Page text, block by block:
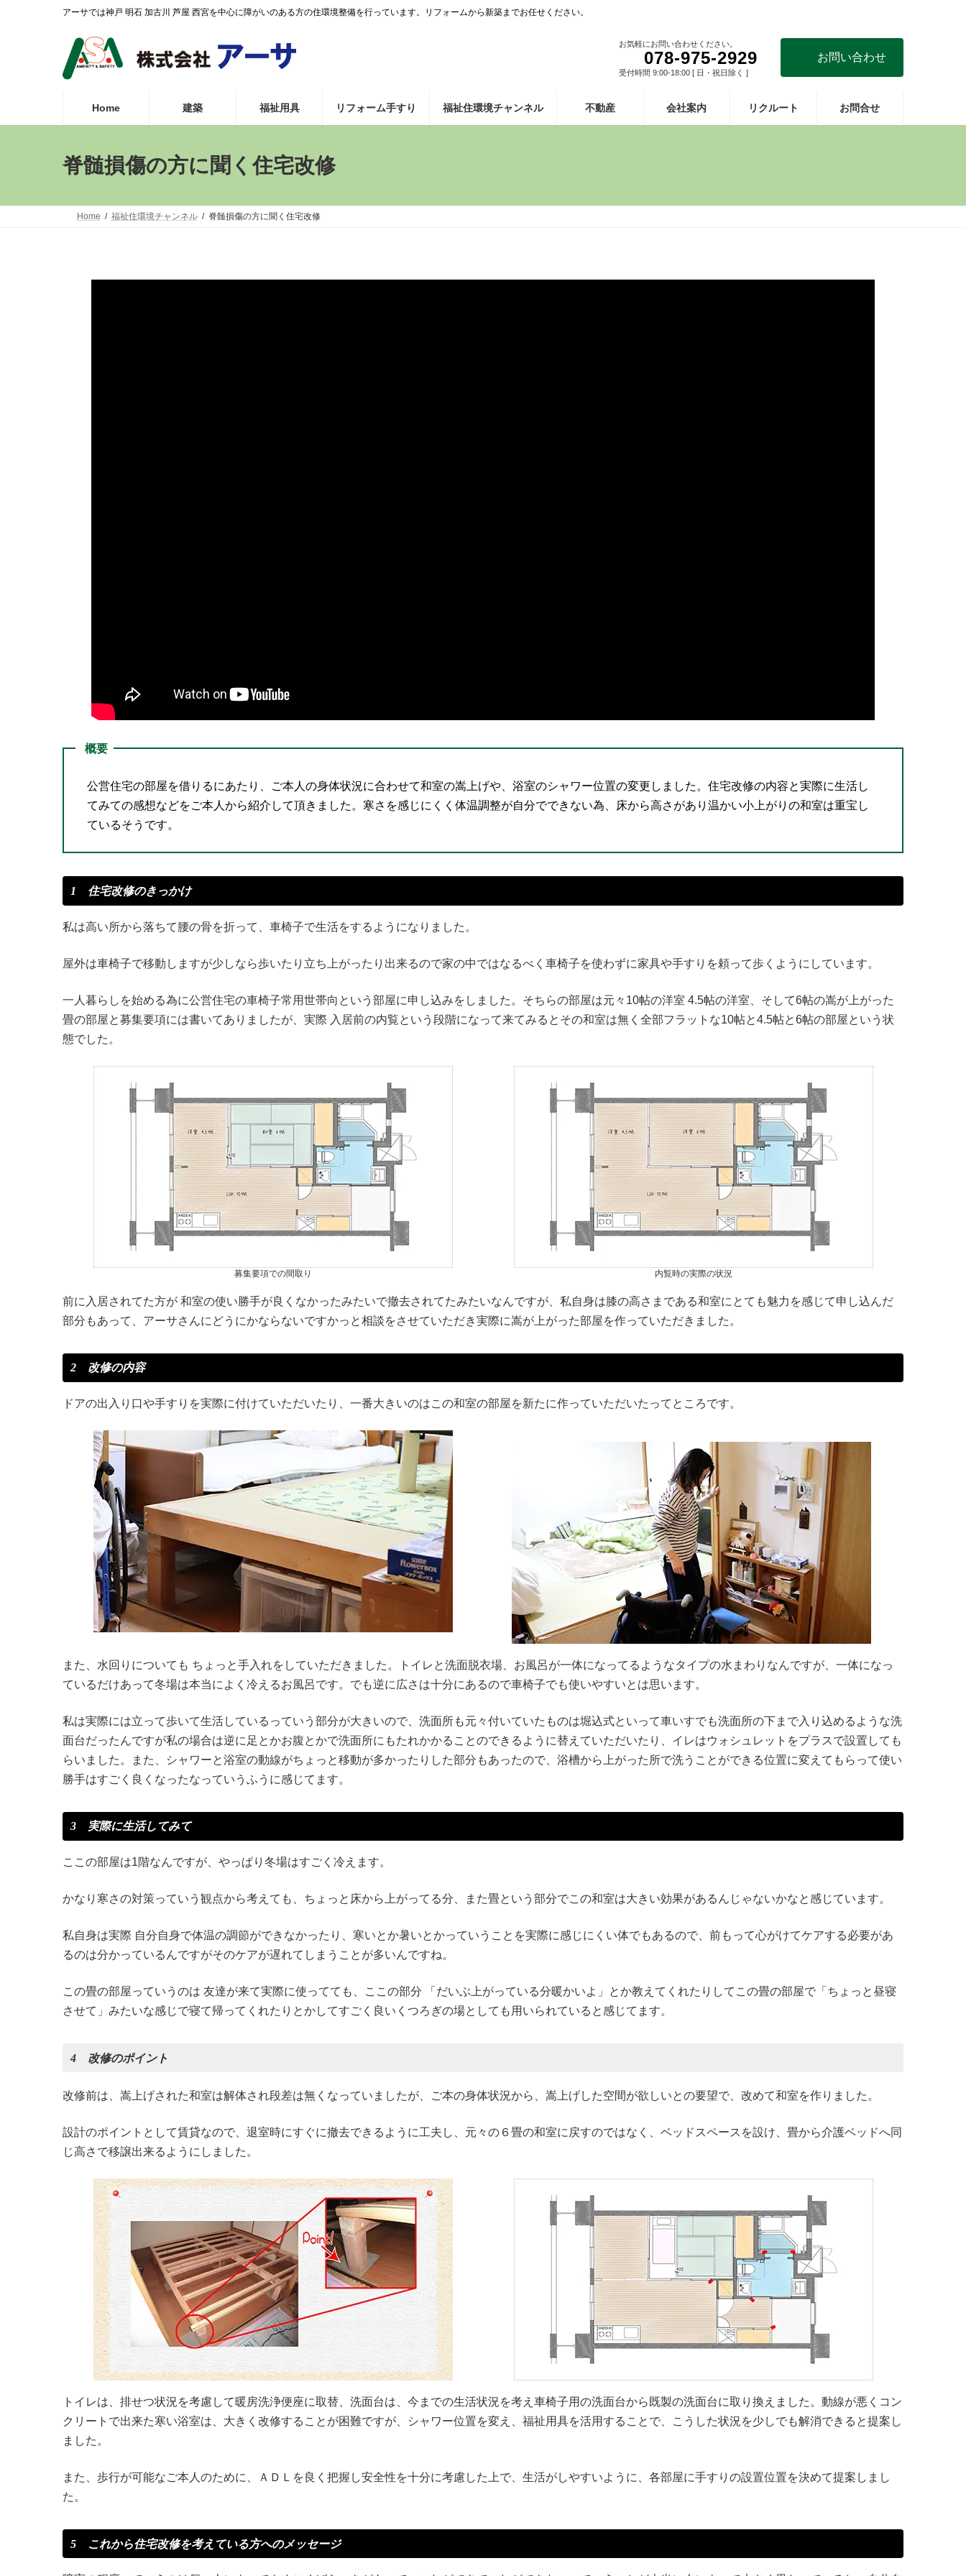
ッ
移
アーサでは神戸 明石 加古川 芦屋 西宮を中心に障がいのある方の住環境整備を行っています。リフォームから新築までお任せください。
お気軽にお問い合わせください。
078-975-2929
受付時間 9:00-18:00 [ 日・祝日除く ]
お問い合わせ
Home 建築 福祉用具 リフォーム手すり 福祉住環境チャンネル 不動産 会社案内 リクルート お問合せ
脊髄損傷の方に聞く住宅改修
Home 福祉住環境チャンネル 脊髄損傷の方に聞く住宅改修
概要
公営住宅の部屋を借りるにあたり、ご本人の身体状況に合わせて和室の嵩上げや、浴室のシャワー位置の変更しました。住宅改修の内容と実際に生活し
てみての感想などをご本人から紹介して頂きました。寒さを感じにくく体温調整が自分でできない為、床から高さがあり温かい小上がりの和室は重宝し
ているそうです。
1 住宅改修のきっかけ
私は高い所から落ちて腰の骨を折って、車椅子で生活をするようになりました。
屋外は車椅子で移動しますが少しなら歩いたり立ち上がったり出来るので家の中ではなるべく車椅子を使わずに家具や手すりを頼って歩くようにしています。
一人暮らしを始める為に公営住宅の車椅子常用世帯向という部屋に申し込みをしました。そちらの部屋は元々10帖の洋室 4.5帖の洋室、そして6帖の嵩が上がった
畳の部屋と募集要項には書いてありましたが、実際 入居前の内覧という段階になって来てみるとその和室は無く全部フラットな10帖と4.5帖と6帖の部屋という状
態でした。
募集要項での間取り 内覧時の実際の状況
前に入居されてた方が 和室の使い勝手が良くなかったみたいで撤去されてたみたいなんですが、私自身は膝の高さまである和室にとても魅力を感じて申し込んだ
部分もあって、アーサさんにどうにかならないですかっと相談をさせていただき実際に嵩が上がった部屋を作っていただきました。
2 改修の内容
ドアの出入り口や手すりを実際に付けていただいたり、一番大きいのはこの和室の部屋を新たに作っていただいたってところです。
また、水回りについても ちょっと手入れをしていただきました。トイレと洗面脱衣場、お風呂が一体になってるようなタイプの水まわりなんですが、一体になっ
ているだけあって冬場は本当によく冷えるお風呂です。でも逆に広さは十分にあるので車椅子でも使いやすいとは思います。
私は実際には立って歩いて生活しているっていう部分が大きいので、洗面所も元々付いていたものは堀込式といって車いすでも洗面所の下まで入り込めるような洗
面台だったんですが私の場合は逆に足とかお腹とかで洗面所にもたれかかることのできるように替えていただいたり、イレはウォシュレットをプラスで設置しても
らいました。また、シャワーと浴室の動線がちょっと移動が多かったりした部分もあったので、浴槽から上がった所で洗うことができる位置に変えてもらって使い
勝手はすごく良くなったなっていうふうに感じてます。
3 実際に生活してみて
ここの部屋は1階なんですが、やっぱり冬場はすごく冷えます。
かなり寒さの対策っていう観点から考えても、ちょっと床から上がってる分、また畳という部分でこの和室は大きい効果があるんじゃないかなと感じています。
私自身は実際 自分自身で体温の調節ができなかったり、寒いとか暑いとかっていうことを実際に感じにくい体でもあるので、前もって心がけてケアする必要があ
るのは分かっているんですがそのケアが遅れてしまうことが多いんですね。
この畳の部屋っていうのは 友達が来て実際に使ってても、ここの部分 「だいぶ上がっている分暖かいよ」とか教えてくれたりしてこの畳の部屋で「ちょっと昼寝
させて」みたいな感じで寝て帰ってくれたりとかしてすごく良いくつろぎの場としても用いられていると感じてます。
4 改修のポイント
改修前は、嵩上げされた和室は解体され段差は無くなっていましたが、ご本の身体状況から、嵩上げした空間が欲しいとの要望で、改めて和室を作りました。
設計のポイントとして賃貸なので、退室時にすぐに撤去できるように工夫し、元々の６畳の和室に戻すのではなく、ベッドスペースを設け、畳から介護ベッドへ同
じ高さで移譲出来るようにしました。
トイレは、排せつ状況を考慮して暖房洗浄便座に取替、洗面台は、今までの生活状況を考え車椅子用の洗面台から既製の洗面台に取り換えました。動線が悪くコン
クリートで出来た寒い浴室は、大きく改修することが困難ですが、シャワー位置を変え、福祉用具を活用することで、こうした状況を少しでも解消できると提案し
ました。
また、歩行が可能なご本人のために、ＡＤＬを良く把握し安全性を十分に考慮した上で、生活がしやすいように、各部屋に手すりの設置位置を決めて提案しまし
た。
5 これから住宅改修を考えている方へのメッセージ